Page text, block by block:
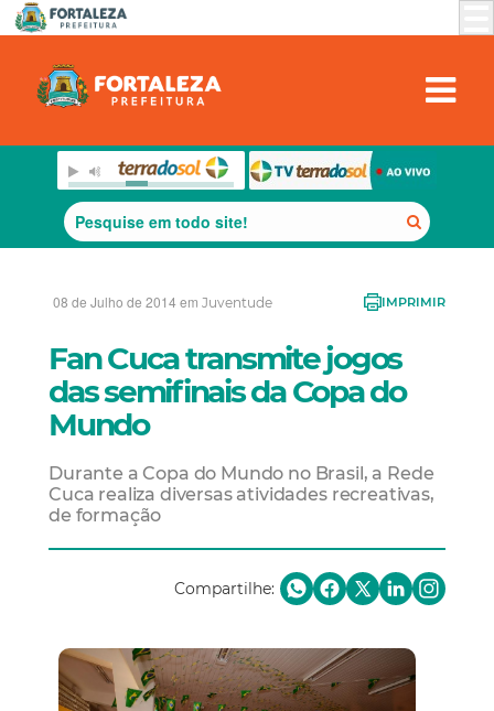
08 de Julho de 2014 em Juventude IMPRIMIR
Fan Cuca transmite jogos
das semifinais da Copa do
Mundo
Durante a Copa do Mundo no Brasil, a Rede
Cuca realiza diversas atividades recreativas,
de formação
Compartilhe: